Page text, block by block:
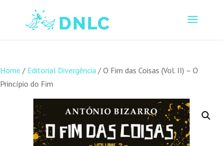
Home / Editorial Divergência / O Fim das Coisas (Vol. II) – O
Princípio do Fim